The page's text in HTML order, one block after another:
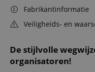
De stijlvolle
organisatoren!
Fabrikantinformatie
Veiligheids- en